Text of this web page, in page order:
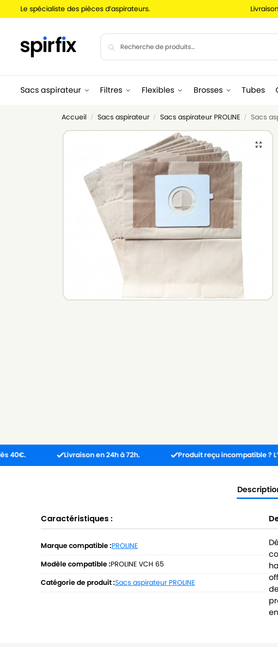
Le spécialiste des pièces d’aspirateurs.
Sacs aspirateur Filtres Flexibles Brosses Tubes
Accueil / Sacs aspirateur / Sacs aspirateur PROLINE / Sacs
Livraison en 24h à 72h. Produit reçu incompatible ?
Caractéristiques :
Marque compatible :PROLINE
Modèle compatible :PROLINE VCH 65
Catégorie de produit :Sacs aspirateur PROLINE